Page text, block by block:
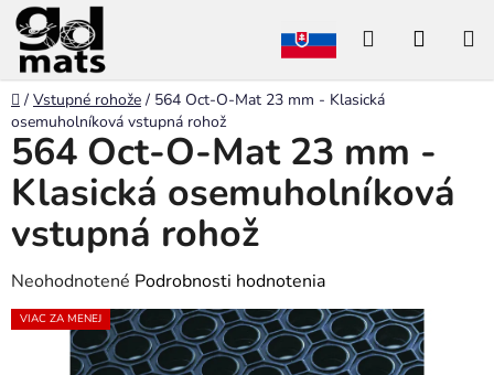
Prejsť
na
obsah
Hľadať
Domov
/ Vstupné rohože / 564 Oct-O-Mat 23 mm - Klasická
osemuholníková vstupná rohož
564 Oct-O-Mat 23 mm -
Klasická osemuholníková
vstupná rohož
Priemerné
hodnotenie
produktu
Neohodnotené Podrobnosti hodnotenia
VIAC ZA MENEJ